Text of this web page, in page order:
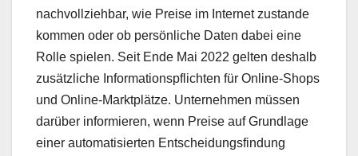
nachvollziehbar, wie Preise im Internet zustande
kommen oder ob persönliche Daten dabei eine
Rolle spielen. Seit Ende Mai 2022 gelten deshalb
zusätzliche Informationspflichten für Online-Shops
und Online-Marktplätze. Unternehmen müssen
darüber informieren, wenn Preise auf Grundlage
einer automatisierten Entscheidungsfindung